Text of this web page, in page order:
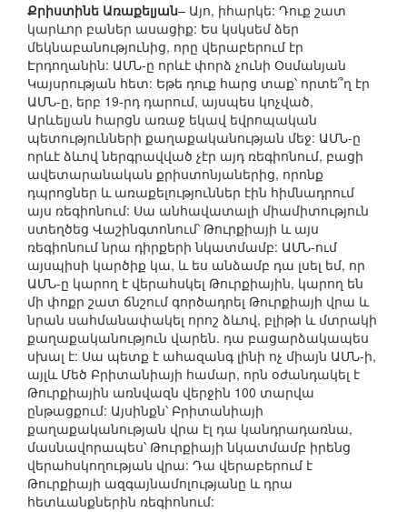
Քրիստինե Առաքելյան– Այո, իհարկե: Դուք շատ
կարևոր բաներ ասացիք: Ես կսկսեմ ձեր
մեկնաբանությունից, որը վերաբերում էր
Էրդողանին: ԱՄՆ-ը որևէ փորձ չունի Օսմանյան
Կայսրության հետ: Եթե դուք հարց տաք՝ որտե՞ղ էր
ԱՄՆ-ը, երբ 19-րդ դարում, այսպես կոչված,
Արևելյան հարցն առաջ եկավ եվրոպական
պետությունների քաղաքականության մեջ: ԱՄՆ-ը
որևէ ձևով ներգրավված չէր այդ ռեգիոնում, բացի
ավետարանական քրիստոնյաներից, որոնք
դպրոցներ և առաքելություններ էին հիմնադրում
այս ռեգիոնում: Սա անհավատալի միամիտություն
ստեղծեց Վաշինգտոնում՝ Թուրքիայի և այս
ռեգիոնում նրա դիրքերի նկատմամբ: ԱՄՆ-ում
այսպիսի կարծիք կա, և ես անձամբ դա լսել եմ, որ
ԱՄՆ-ը կարող է վերահսկել Թուրքիային, կարող են
մի փոքր շատ ճնշում գործադրել Թուրքիայի վրա և
նրան սահմանափակել որոշ ձևով, բլիթի և մտրակի
քաղաքականություն վարեն. դա բացարձակապես
սխալ է: Սա պետք է ահազանգ լինի ոչ միայն ԱՄՆ-ի,
այլև Մեծ Բրիտանիայի համար, որն օժանդակել է
Թուրքիային առնվազն վերջին 100 տարվա
ընթացքում: Այսինքն՝ Բրիտանիայի
քաղաքականության վրա էլ դա կանդրադառնա,
մասնավորապես՝ Թուրքիայի նկատմամբ իրենց
վերահսկողության վրա: Դա վերաբերում է
Թուրքիայի ազգայնամոլությանը և դրա
հետևանքներին ռեգիոնում: